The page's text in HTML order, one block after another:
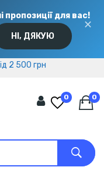
пропозиції для вас!
НІ, ДЯКУЮ
✕
2 500 грн
2 500 грн
0 0